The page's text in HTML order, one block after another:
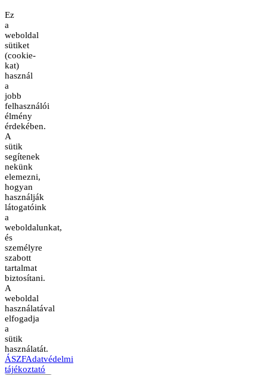
Ez
a
weboldal
sütiket
(cookie-
kat)
használ
a
jobb
felhasználói
élmény
érdekében.
A
sütik
segítenek
nekünk
elemezni,
hogyan
használják
látogatóink
a
weboldalunkat,
és
személyre
szabott
tartalmat
biztosítani.
A
weboldal
használatával
elfogadja
a
sütik
használatát.
ÁSZFAdatvédelmi
tájékoztató